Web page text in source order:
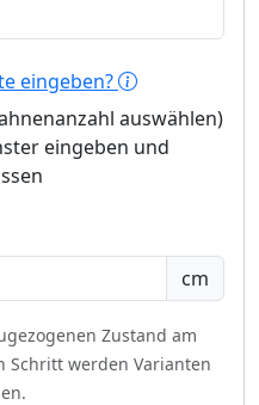
eingeben?
auswählen)
eingeben und
cm
Zustand am
Schritt werden Varianten